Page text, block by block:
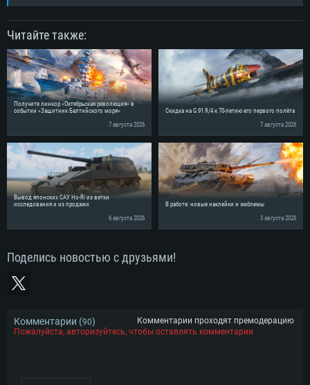
Читайте также:
Получите линкор «Октябрьская революция» в
событии «Защитник Балтийского моря»
7 августа 2026
Скидка на G.91 R/4 к 70-летию его первого полёта
7 августа 2026
Вывод японских САУ Ho-Ri из ветки
исследования и из продажи
6 августа 2026
В работе: новые наклейки и эмблемы
3 августа 2026
Поделись новостью с друзьями!
Комментарии (90)
Комментарии проходят премодерацию
Пожалуйста, авторизуйтесь, чтобы оставлять комментарии